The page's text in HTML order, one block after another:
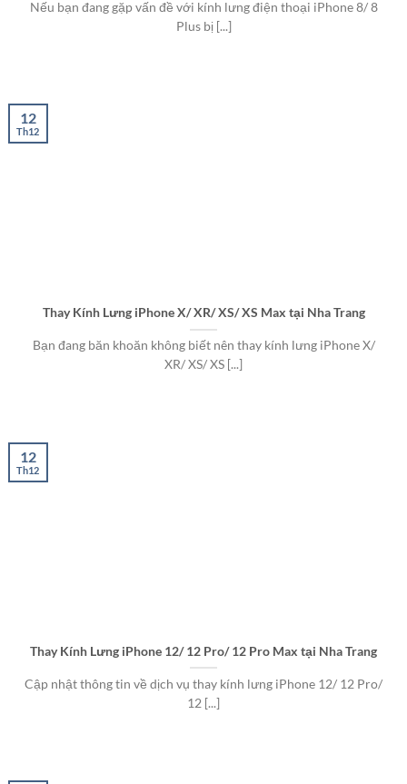
Nếu bạn đang gặp vấn đề với kính lưng điện thoại iPhone 8/ 8
Plus bị [...]
Thay Kính Lưng iPhone X/ XR/ XS/ XS Max tại Nha Trang
Bạn đang băn khoăn không biết nên thay kính lưng iPhone X/
XR/ XS/ XS [...]
12
Th12
Thay Kính Lưng iPhone 12/ 12 Pro/ 12 Pro Max tại Nha Trang
Cập nhật thông tin về dịch vụ thay kính lưng iPhone 12/ 12 Pro/
12 [...]
12
Th12